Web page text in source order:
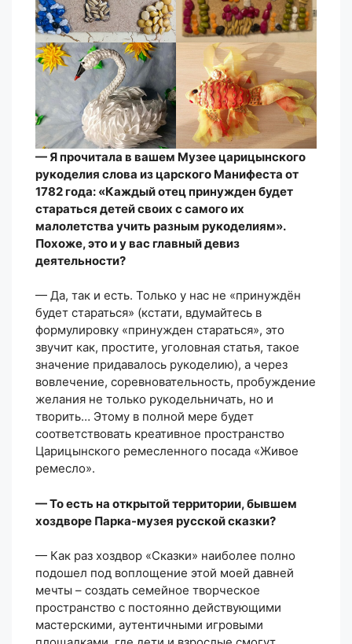
— Я прочитала в вашем Музее царицынского
рукоделия слова из царского Манифеста от
1782 года: «Каждый отец принужден будет
стараться детей своих с самого их
малолетства учить разным рукоделиям».
Похоже, это и у вас главный девиз
деятельности?
— Да, так и есть. Только у нас не «принуждён
будет стараться» (кстати, вдумайтесь в
формулировку «принужден стараться», это
звучит как, простите, уголовная статья, такое
значение придавалось рукоделию), а через
вовлечение, соревновательность, пробуждение
желания не только рукодельничать, но и
творить… Этому в полной мере будет
соответствовать креативное пространство
Царицынского ремесленного посада «Живое
ремесло».
— То есть на открытой территории, бывшем
хоздворе Парка-музея русской сказки?
— Как раз хоздвор «Сказки» наиболее полно
подошел под воплощение этой моей давней
мечты – создать семейное творческое
пространство с постоянно действующими
мастерскими, аутентичными игровыми